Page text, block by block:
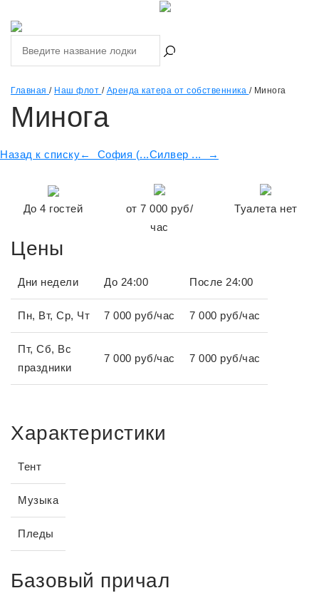
Главная / Наш флот / Аренда катера от собственника / Минога
Минога
Назад к списку← София (...Силвер ... →
До4 гостей от7 000 руб/
час
Туалета нет
Цены
Дни недели До 24:00 После 24:00
Пн, Вт, Ср, Чт 7 000 руб/час 7 000 руб/час
Пт, Сб, Вс
праздники
7 000 руб/час 7 000 руб/час
Характеристики
Тент
Музыка
Пледы
Базовый причал